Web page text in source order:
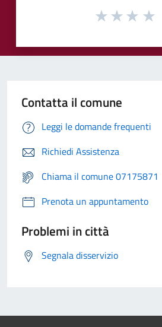
Contatta il comune
Leggi le domande frequenti
Richiedi Assistenza
Chiama il comune 07175871
Prenota un appuntamento
Problemi in città
Segnala disservizio